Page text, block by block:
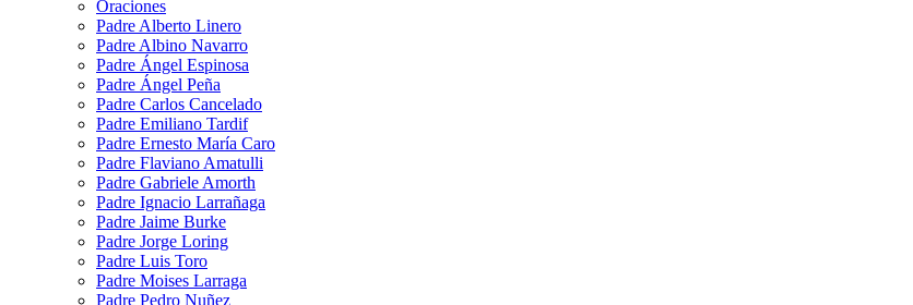
Oraciones
Padre Alberto Linero
Padre Albino Navarro
Padre Ángel Espinosa
Padre Ángel Peña
Padre Carlos Cancelado
Padre Emiliano Tardif
Padre Ernesto María Caro
Padre Flaviano Amatulli
Padre Gabriele Amorth
Padre Ignacio Larrañaga
Padre Jaime Burke
Padre Jorge Loring
Padre Luis Toro
Padre Moises Larraga
Padre Pedro Nuñez